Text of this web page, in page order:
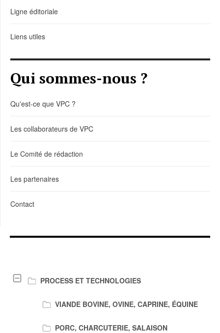
Ligne éditoriale
Liens utiles
Qui sommes-nous ?
Qu'est-ce que VPC ?
Les collaborateurs de VPC
Le Comité de rédaction
Les partenaires
Contact
PROCESS ET TECHNOLOGIES
VIANDE BOVINE, OVINE, CAPRINE, ÉQUINE
PORC, CHARCUTERIE, SALAISON